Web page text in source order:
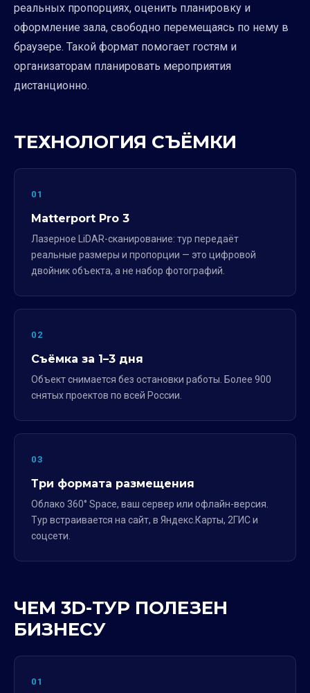
реальных пропорциях, оценить планировку и
оформление зала, свободно перемещаясь по нему в
браузере. Такой формат помогает гостям и
организаторам планировать мероприятия
дистанционно.
ТЕХНОЛОГИЯ СЪЁМКИ
01
Matterport Pro 3
Лазерное LiDAR-сканирование: тур передаёт
реальные размеры и пропорции — это цифровой
двойник объекта, а не набор фотографий.
02
Съёмка за 1–3 дня
Объект снимается без остановки работы. Более 900
снятых проектов по всей России.
03
Три формата размещения
Облако 360° Space, ваш сервер или офлайн-версия.
Тур встраивается на сайт, в Яндекс.Карты, 2ГИС и
соцсети.
ЧЕМ 3D-ТУР ПОЛЕЗЕН
БИЗНЕСУ
01